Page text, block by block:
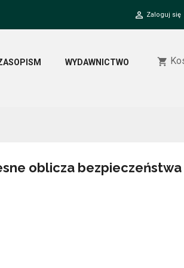
person_outline Zaloguj się
shopping_cart
WYDAWNICTWO
oblicza bezpieczeństwa